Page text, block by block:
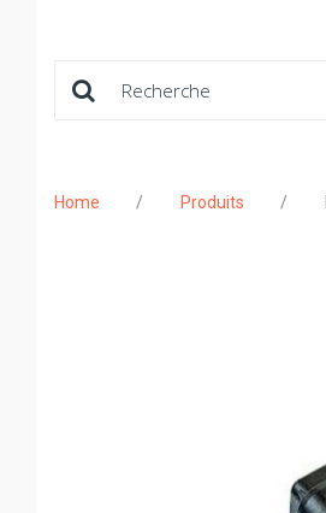
Rechercher:
Home / Produits /